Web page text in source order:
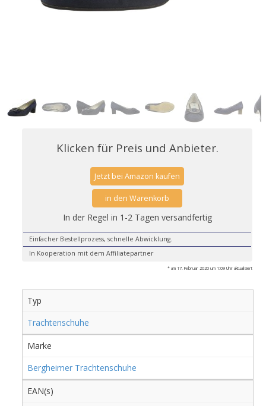
Klicken für Preis und Anbieter.
Jetzt bei Amazon kaufen
in den Warenkorb
In der Regel in 1-2 Tagen versandfertig
Einfacher Bestellprozess, schnelle Abwicklung.
In Kooperation mit dem Affiliatepartner
* am 17. Februar 2020 um 1:09 Uhr aktualisiert
Typ
Trachtenschuhe
Marke
Bergheimer Trachtenschuhe
EAN(s)